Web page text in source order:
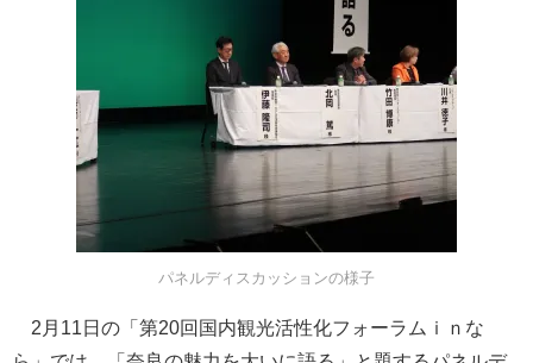
パネルディスカッションの様子
2月11日の「第20回国内観光活性化フォーラムｉｎな